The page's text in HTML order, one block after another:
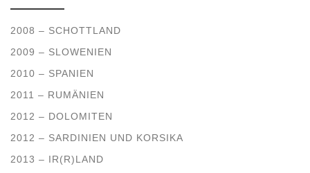
2008 – SCHOTTLAND
2009 – SLOWENIEN
2010 – SPANIEN
2011 – RUMÄNIEN
2012 – DOLOMITEN
2012 – SARDINIEN UND KORSIKA
2013 – IR(R)LAND